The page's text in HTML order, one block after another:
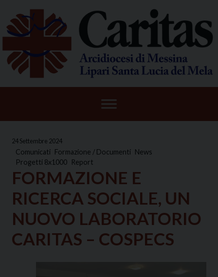
content
24 Settembre 2024
Comunicati Formazione / Documenti News
Progetti 8x1000 Report
FORMAZIONE E
RICERCA SOCIALE, UN
NUOVO LABORATORIO
CARITAS – COSPECS